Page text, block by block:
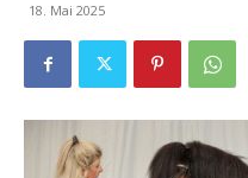
18. Mai 2025